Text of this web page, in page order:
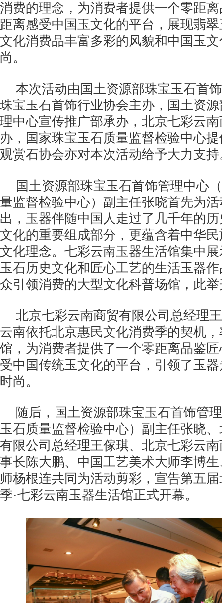
消费的理念，为消费者提供一个零距
距离感受中国玉文化的平台，展现翡
文化消费品丰富多彩的风貌和中国玉
尚。
本次活动由国土资源部珠宝玉石首
珠宝玉石首饰行业协会主办，国土资
理中心宣传推广部承办，北京七彩云
办，国家珠宝玉石质量监督检验中心
观赏石协会亦对本次活动给予大力支持
国土资源部珠宝玉石首饰管理中心
量监督检验中心）副主任张晓首先为
出，玉器伴随中国人走过了几千年的
文化的重要组成部分，更蕴含着中华
文化理念。七彩云南玉器生活馆集中
玉石历史文化和匠心工艺的生活玉器
众引领消费的大型文化科普场馆，此
北京七彩云南商贸有限公司总经理
云南依托北京惠民文化消费季的契机
馆，为消费者提供了一个零距离品鉴
受中国传统玉文化的平台，引领了玉
时尚。
随后，国土资源部珠宝玉石首饰管
玉石质量监督检验中心）副主任张晓
有限公司总经理王傢琪、北京七彩云
事长陈大鹏、中国工艺美术大师李博
师杨根连共同为活动剪彩，宣告第五
季·七彩云南玉器生活馆正式开幕。